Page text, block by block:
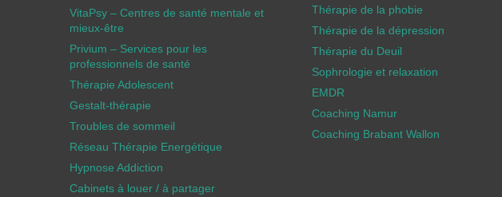
VitaPsy – Centres de santé mentale et
mieux-être
Privium – Services pour les
professionnels de santé
Thérapie Adolescent
Gestalt-thérapie
Troubles de sommeil
Réseau Thérapie Energétique
Hypnose Addiction
Cabinets à louer / à partager
Thérapie de la phobie
Thérapie de la dépression
Thérapie du Deuil
Sophrologie et relaxation
EMDR
Coaching Namur
Coaching Brabant Wallon